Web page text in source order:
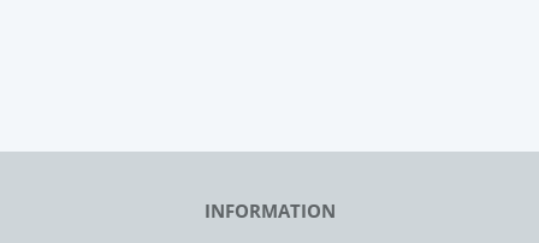
INFORMATION